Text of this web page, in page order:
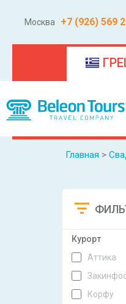
Москва +7 (926) 569
Главная >
Курорт
Аттика
Корфу